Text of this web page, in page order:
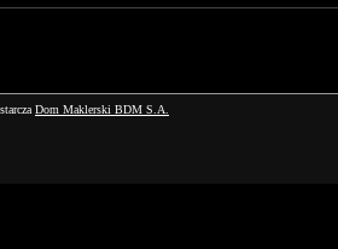
Dom Maklerski BDM S.A.